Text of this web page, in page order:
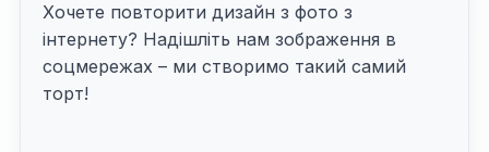
Хочете повторити дизайн з фото з
інтернету? Надішліть нам зображення в
соцмережах – ми створимо такий самий
торт!